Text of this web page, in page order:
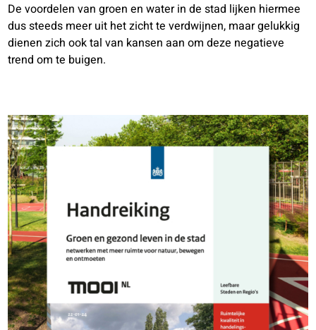
De voordelen van groen en water in de stad lijken hiermee
dus steeds meer uit het zicht te verdwijnen, maar gelukkig
dienen zich ook tal van kansen aan om deze negatieve
trend om te buigen.